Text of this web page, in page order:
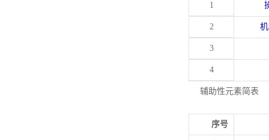
1
2
3
4
辅助性元素简表
序号